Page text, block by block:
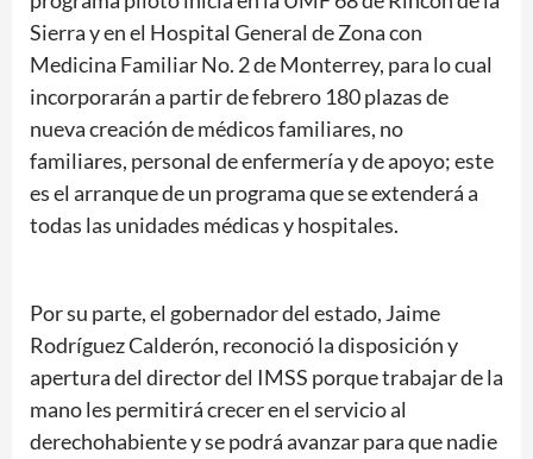
Sierra y en el Hospital General de Zona con
Medicina Familiar No. 2 de Monterrey, para lo cual
incorporarán a partir de febrero 180 plazas de
nueva creación de médicos familiares, no
familiares, personal de enfermería y de apoyo; este
es el arranque de un programa que se extenderá a
todas las unidades médicas y hospitales.
Por su parte, el gobernador del estado, Jaime
Rodríguez Calderón, reconoció la disposición y
apertura del director del IMSS porque trabajar de la
mano les permitirá crecer en el servicio al
derechohabiente y se podrá avanzar para que nadie